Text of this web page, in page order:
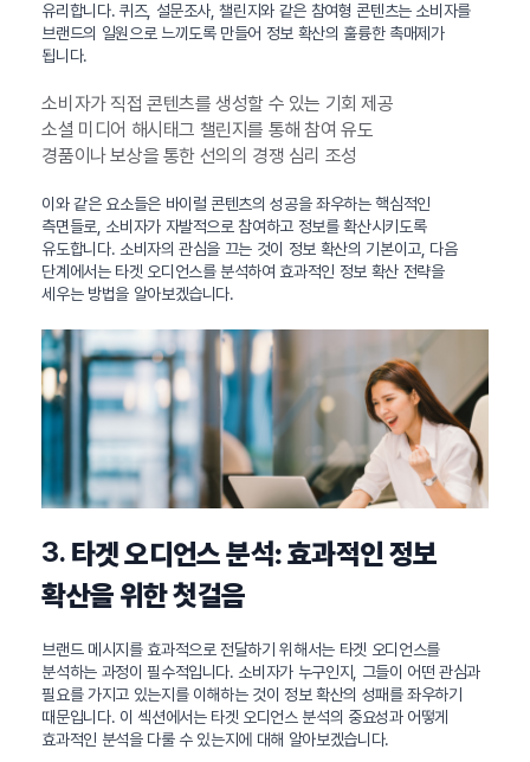
유리합니다. 퀴즈, 설문조사, 챌린지와 같은 참여형 콘텐츠는 소비자를
브랜드의 일원으로 느끼도록 만들어 정보 확산의 훌륭한 촉매제가
됩니다.
소비자가 직접 콘텐츠를 생성할 수 있는 기회 제공
소셜 미디어 해시태그 챌린지를 통해 참여 유도
경품이나 보상을 통한 선의의 경쟁 심리 조성
이와 같은 요소들은 바이럴 콘텐츠의 성공을 좌우하는 핵심적인
측면들로, 소비자가 자발적으로 참여하고 정보를 확산시키도록
유도합니다. 소비자의 관심을 끄는 것이 정보 확산의 기본이고, 다음
단계에서는 타겟 오디언스를 분석하여 효과적인 정보 확산 전략을
세우는 방법을 알아보겠습니다.
3. 타겟 오디언스 분석: 효과적인 정보
확산을 위한 첫걸음
브랜드 메시지를 효과적으로 전달하기 위해서는 타겟 오디언스를
분석하는 과정이 필수적입니다. 소비자가 누구인지, 그들이 어떤 관심과
필요를 가지고 있는지를 이해하는 것이 정보 확산의 성패를 좌우하기
때문입니다. 이 섹션에서는 타겟 오디언스 분석의 중요성과 어떻게
효과적인 분석을 다룰 수 있는지에 대해 알아보겠습니다.